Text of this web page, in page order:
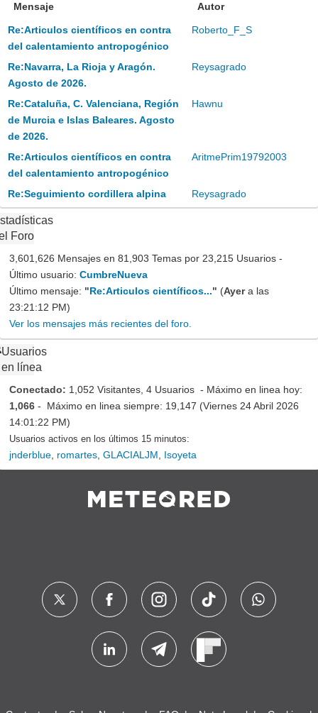
Mensaje Autor
Re:Articulos científicos en contra
del calentamiento antropogénico
Roberto_F_S
Re:Navarra, La Rioja y Aragón.
Agosto de 2026.
Reysagrado
Re:Cataluña, C. Valenciana, Región
de Murcia e Islas Baleares. Agosto
de 2026.
Hawnu
Re:Articulos científicos en contra
del calentamiento antropogénico
AritmePrim19792003
Re:Seguimiento cordillera alpina Reysagrado
Foro
3,601,626 Mensajes en 81,903 Temas por 23,215 Usuarios -
Último usuario: CumbreNueva
Último mensaje: "Re:Articulos científicos..." (Ayera las
23:21:12 PM)
Ver los mensajes más recientes del foro.
Usuarios
en línea
Conectado: 1,052 Visitantes, 4 Usuarios - Máximo en linea hoy:
1,066 - Máximo en linea siempre: 19,147 (Viernes 24 Abril 2026
14:01:22 PM)
Usuarios activos en los últimos 15 minutos:
jnderblue romartes GLACIALJM Isoyeta